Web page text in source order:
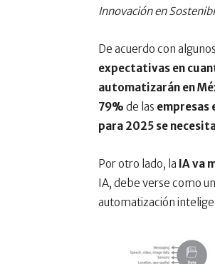
Innovación en
De acuerdo con algunos
expectativas en
automatizarán en
79% de las empresas
para 2025 se
Por otro lado, la IA va
IA, debe verse como
automatización